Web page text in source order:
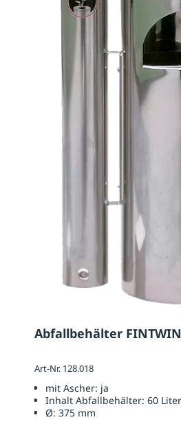
Abfallbehälter
Art-Nr. 128.018
mit Ascher: ja
Inhalt Abfallbehälter: 60 Liter
Ø: 375 mm